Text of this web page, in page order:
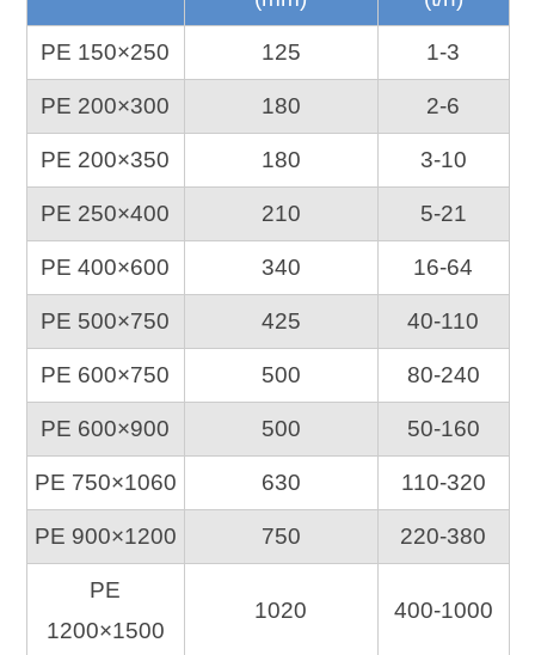
PE 150×250 125 1-3
PE 200×300 180 2-6
PE 200×350 180 3-10
PE 250×400 210 5-21
PE 400×600 340 16-64
PE 500×750 425 40-110
PE 600×750 500 80-240
PE 600×900 500 50-160
PE 750×1060 630 110-320
PE 900×1200 750 220-380
PE
1200×1500
1020 400-1000